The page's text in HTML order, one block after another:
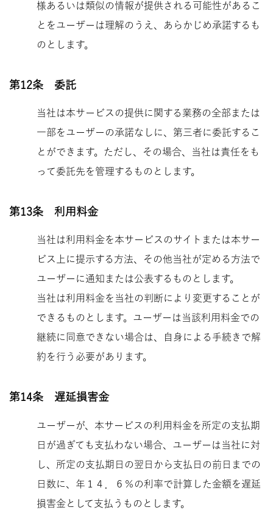
様あるいは類似の情報が提供される可能性があるこ
とをユーザーは理解のうえ、あらかじめ承諾するも
のとします。
第12条 委託
当社は本サービスの提供に関する業務の全部または
一部をユーザーの承諾なしに、第三者に委託するこ
とができます。ただし、その場合、当社は責任をも
って委託先を管理するものとします。
第13条 利用料金
当社は利用料金を本サービスのサイトまたは本サー
ビス上に提示する方法、その他当社が定める方法で
ユーザーに通知または公表するものとします。
当社は利用料金を当社の判断により変更することが
できるものとします。ユーザーは当該利用料金での
継続に同意できない場合は、自身による手続きで解
約を行う必要があります。
第14条 遅延損害金
ユーザーが、本サービスの利用料金を所定の支払期
日が過ぎても支払わない場合、ユーザーは当社に対
し、所定の支払期日の翌日から支払日の前日までの
日数に、年１４．６％の利率で計算した金額を遅延
損害金として支払うものとします。